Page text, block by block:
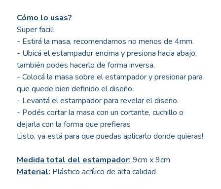
Cómo lo usas?
Super facil!
- Estirá la masa, recomendamos no menos de 4mm.
- Ubicá el estampador encima y presiona hacia abajo,
también podes hacerlo de forma inversa.
- Colocá la masa sobre el estampador y presionar para
que quede bien definido el diseño.
- Levantá el estampador para revelar el diseño.
- Podés cortar la masa con un cortante, cuchillo o
dejarla con la forma que prefieras
Listo, ya está para que puedas aplicarlo donde quieras!
Medida total del estampador: 9cm x 9cm
Material: Plástico acrílico de alta calidad